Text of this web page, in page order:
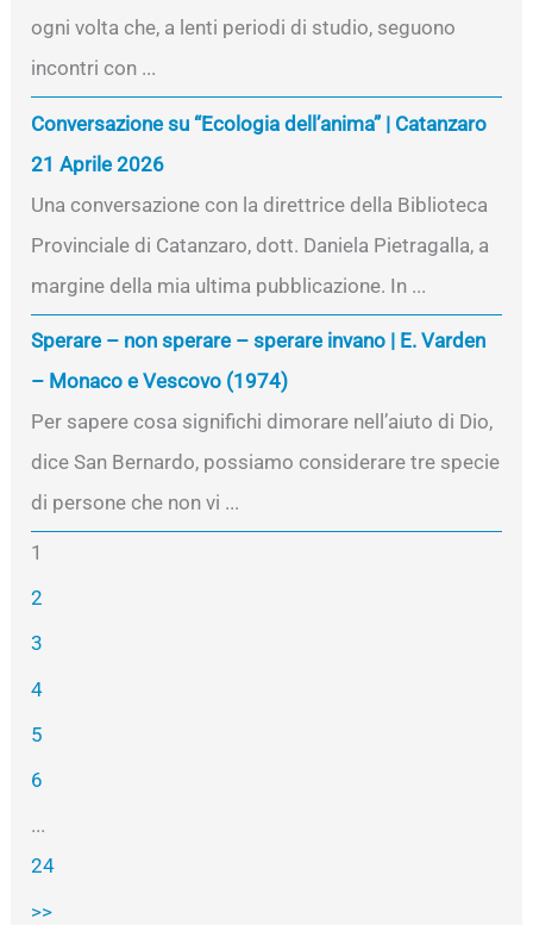
ogni volta che, a lenti periodi di studio, seguono
incontri con ...
Conversazione su “Ecologia dell’anima” | Catanzaro
21 Aprile 2026
Una conversazione con la direttrice della Biblioteca
Provinciale di Catanzaro, dott. Daniela Pietragalla, a
margine della mia ultima pubblicazione. In ...
Sperare – non sperare – sperare invano | E. Varden
– Monaco e Vescovo (1974)
Per sapere cosa significhi dimorare nell’aiuto di Dio,
dice San Bernardo, possiamo considerare tre specie
di persone che non vi ...
1
2
3
4
5
6
...
24
>>